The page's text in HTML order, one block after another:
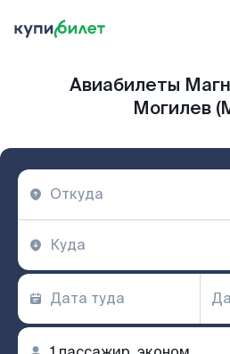
Авиабилеты
Могилев